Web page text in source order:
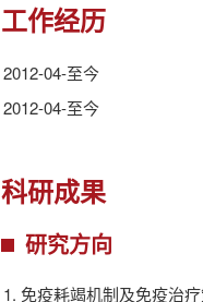
工作经历
2012-04-至今
2012-04-至今
科研成果
研究方向
1. 免疫耗竭机制及免疫治